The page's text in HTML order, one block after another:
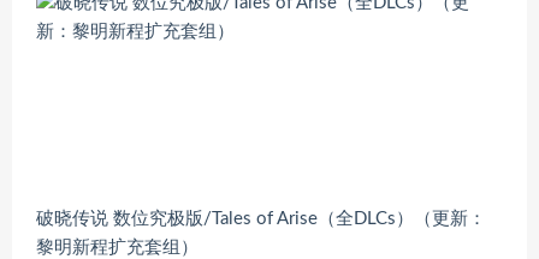
破晓传说 数位究极版/Tales of Arise（全DLCs）（更新：
黎明新程扩充套组）